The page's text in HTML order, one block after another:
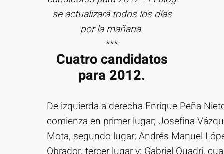
se actualizará todos los días
por la mañana.
***
Cuatro candidatos
para 2012.
De izquierda a derecha Enrique Peña
comienza en primer lugar; Josefina
Mota, segundo lugar; Andrés Manuel